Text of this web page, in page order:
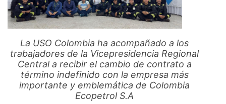
La USO Colombia ha acompañado a los
trabajadores de la Vicepresidencia Regional
Central a recibir el cambio de contrato a
término indefinido con la empresa más
importante y emblemática de Colombia
Ecopetrol S.A